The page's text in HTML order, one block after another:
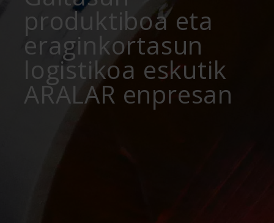
produktiboa eta
eraginkortasun
logistikoa eskutik
ARALAR enpresan